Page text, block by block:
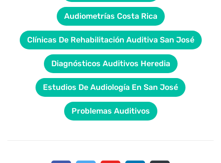
Audiometrías Costa Rica
Clínicas De Rehabilitación Auditiva San José
Diagnósticos Auditivos Heredia
Estudios De Audiología En San José
Problemas Auditivos